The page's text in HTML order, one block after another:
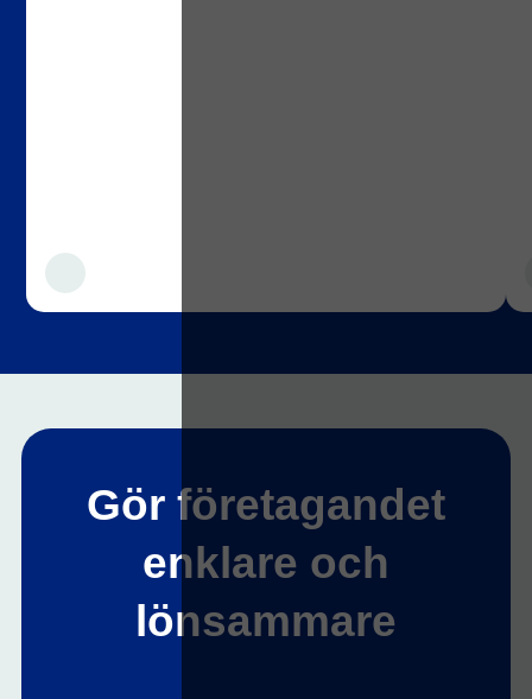
Gör företagandet
enklare och
lönsammare